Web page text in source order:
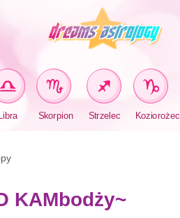
Libra Skorpion Strzelec Koziorożec
KAMbodży~